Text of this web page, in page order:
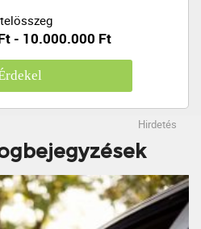
- 10.000.000 Ft
Hirdetés